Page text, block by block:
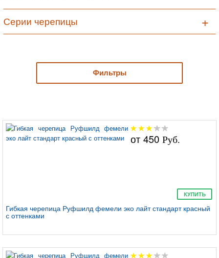
Серии черепицы
Руфшилд фемели
Фильтры
от450 Руб.
КУПИТЬ
Гибкая черепица Руфшилд фемели эко лайт стандарт красный
с оттенками